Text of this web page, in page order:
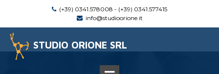
 (+39) 0341.578008 - (+39) 0341.577415
 info@studioorione.it
STUDIO ORIONE SRL